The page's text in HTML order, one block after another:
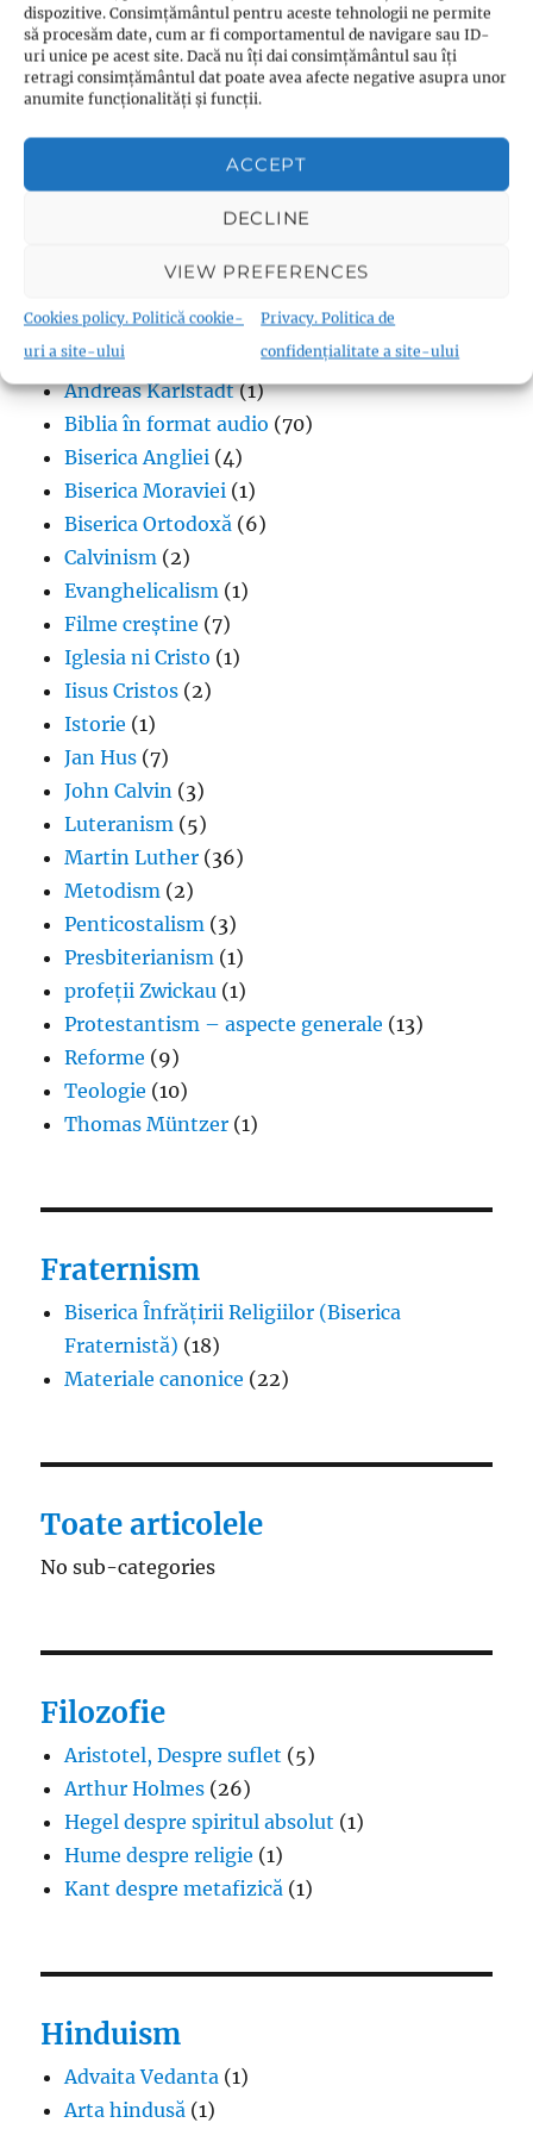
dispozitive. Consimțământul pentru aceste tehnologii ne permite
să procesăm date, cum ar fi comportamentul de navigare sau ID-
uri unice pe acest site. Dacă nu îți dai consimțământul sau îți
retragi consimțământul dat poate avea afecte negative asupra unor
anumite funcționalități și funcții.
ACCEPT
DECLINE
VIEW PREFERENCES
Cookies policy. Politică cookie-
uri a site-ului
Privacy. Politica de
confidențialitate a site-ului
Interviuri cu Dalai Lama(1)
Meditația budistă(1)
Patriarhi Tiantai(1)
Termeni în budism(8)
Creștinism
Adventism(18)
Anabaptism
Andreas Karlstadt(1)
Biblia în format audio (70)
Biserica Angliei (4)
Biserica Moraviei (1)
Biserica Ortodoxă (6)
Calvinism (2)
Evanghelicalism (1)
Filme creștine (7)
Iglesia ni Cristo (1)
Iisus Cristos (2)
Istorie (1)
Jan Hus (7)
John Calvin (3)
Luteranism (5)
Martin Luther (36)
Metodism (2)
Penticostalism (3)
Presbiterianism (1)
profeții Zwickau (1)
Protestantism – aspecte generale (13)
Reforme (9)
Teologie (10)
Thomas Müntzer (1)
Fraternism
Biserica Înfrățirii Religiilor (Biserica
Fraternistă) (18)
Materiale canonice (22)
Toate articolele
No sub-categories
Filozofie
Aristotel, Despre suflet (5)
Arthur Holmes (26)
Hegel despre spiritul absolut (1)
Hume despre religie (1)
Kant despre metafizică (1)
Hinduism
Advaita Vedanta (1)
Arta hindusă (1)